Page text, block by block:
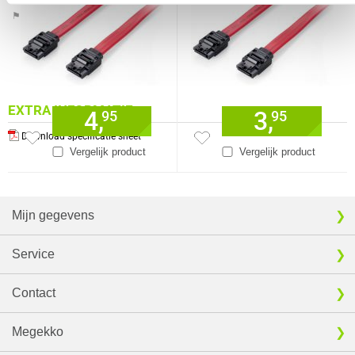
⚑ Fout melden
EXTRA INFORMATIE
Download specificatie sheet
Vergelijk product
4,95
Vergelijk product
3,95
Mijn gegevens
Service
Contact
Megekko